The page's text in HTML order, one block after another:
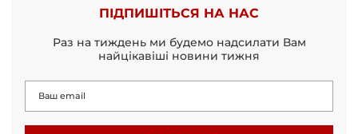
ПІДПИШІТЬСЯ НА НАС
Раз на тиждень ми будемо надсилати Вам
найцікавіші новини тижня